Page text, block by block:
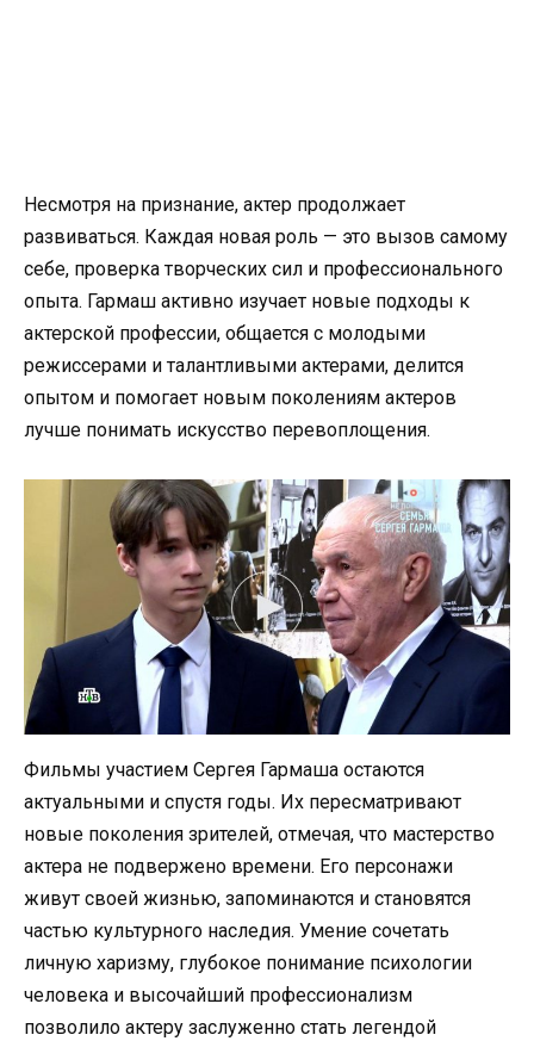
Несмотря на признание, актер продолжает
развиваться. Каждая новая роль — это вызов самому
себе, проверка творческих сил и профессионального
опыта. Гармаш активно изучает новые подходы к
актерской профессии, общается с молодыми
режиссерами и талантливыми актерами, делится
опытом и помогает новым поколениям актеров
лучше понимать искусство перевоплощения.
Фильмы участием Сергея Гармаша остаются
актуальными и спустя годы. Их пересматривают
новые поколения зрителей, отмечая, что мастерство
актера не подвержено времени. Его персонажи
живут своей жизнью, запоминаются и становятся
частью культурного наследия. Умение сочетать
личную харизму, глубокое понимание психологии
человека и высочайший профессионализм
позволило актеру заслуженно стать легендой